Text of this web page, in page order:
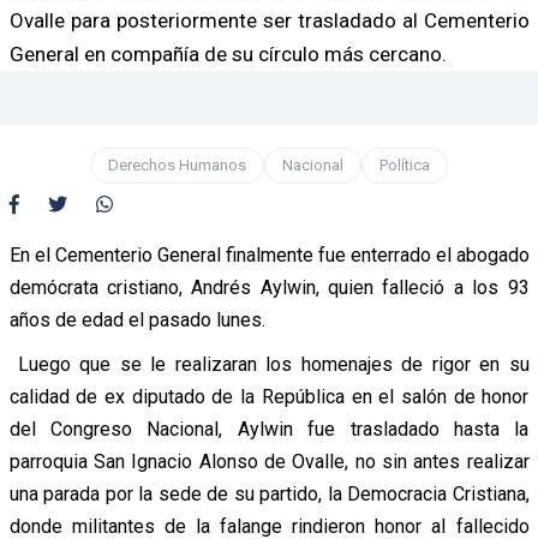
Ovalle para posteriormente ser trasladado al Cementerio
General en compañía de su círculo más cercano.
Derechos Humanos Nacional Política
En el Cementerio General finalmente fue enterrado el abogado
demócrata cristiano, Andrés Aylwin, quien falleció a los 93
años de edad el pasado lunes.
Luego que se le realizaran los homenajes de rigor en su
calidad de ex diputado de la República en el salón de honor
del Congreso Nacional, Aylwin fue trasladado hasta la
parroquia San Ignacio Alonso de Ovalle, no sin antes realizar
una parada por la sede de su partido, la Democracia Cristiana,
donde militantes de la falange rindieron honor al fallecido